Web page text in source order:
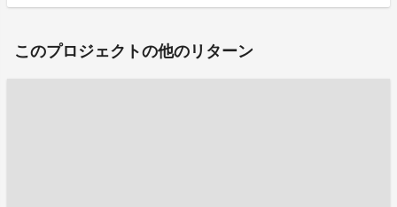
このプロジェクトの他のリターン